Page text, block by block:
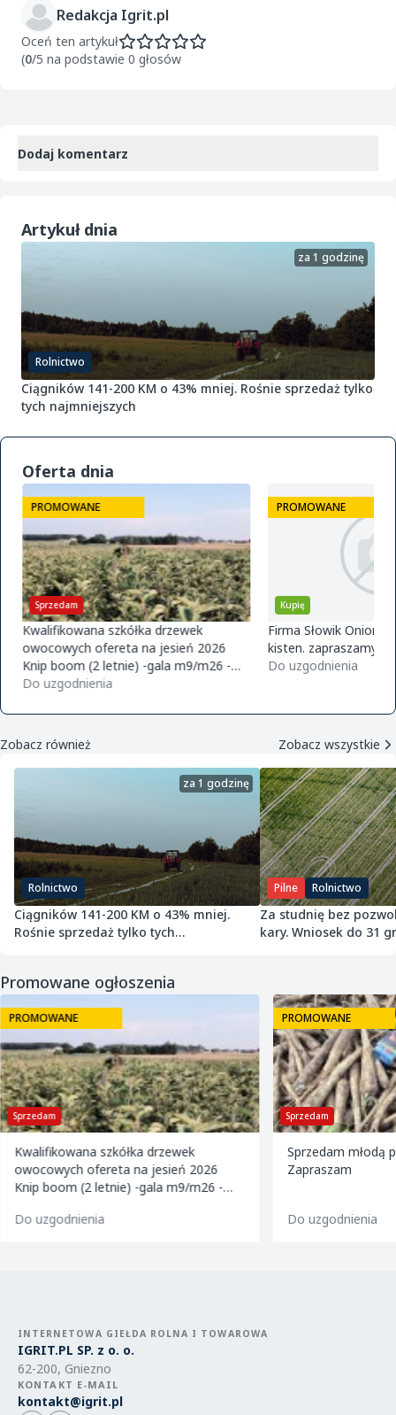
Redakcja Igrit.pl
Oceń ten artykuł
(0/5 na podstawie 0 głosów
Dodaj komentarz
Artykuł dnia
Rolnictwo
za 1 godzinę
Ciągników 141-200 KM o 43% mniej. Rośnie sprzedaż tylko
tych najmniejszych
Oferta dnia
Sprzedam
PROMOWANE
Kwalifikowana szkółka drzewek
owocowych ofereta na jesień 2026
Knip boom (2 letnie) -gala m9/m26 -
golden m9 -jeronimo m9/m26 -mutsu
Do uzgodnienia
Kupię
PROMOWANE
Firma Słowik Onions
kisten. zapraszamy
Do uzgodnienia
Zobacz również Zobacz wszystkie
Rolnictwo
za 1 godzinę
Ciągników 141-200 KM o 43% mniej.
Rośnie sprzedaż tylko tych
Pilne Rolnictwo
Za studnię bez
kary. Wniosek do 31
Promowane ogłoszenia
Sprzedam
PROMOWANE
Kwalifikowana szkółka drzewek
owocowych ofereta na jesień 2026
Knip boom (2 letnie) -gala m9/m26 -
m9 -paulared m9/m2
Do uzgodnienia
Sprzedam
PROMOWANE
Sprzedam młodą
Zapraszam
Do uzgodnienia
INTERNETOWA GIEŁDA ROLNA I TOWAROWA
IGRIT.PL SP. z o. o.
62-200, Gniezno
KONTAKT E-MAIL
kontakt@igrit.pl